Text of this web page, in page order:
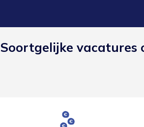
Soortgelijke vacatures